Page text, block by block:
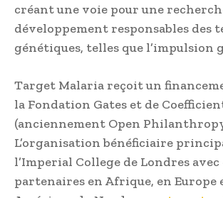
créant une voie pour une
développement responsables des
génétiques, telles que l’impulsion
Target Malaria reçoit un
la Fondation Gates et de
(anciennement Open
L’organisation bénéficiaire
l’Imperial College de Londres avec
partenaires en Afrique, en Europe